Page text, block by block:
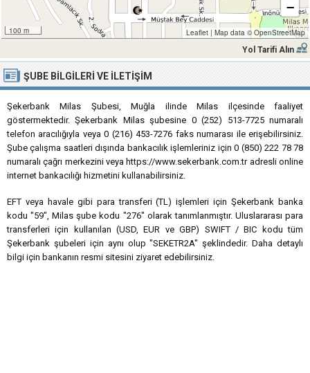
100 m
−
Leaflet | Map data ©OpenStreetMap
Yol Tarifi Alın
ŞUBE BILGILERI VE İLETIŞIM
Şekerbank Milas Şubesi, Muğla ilinde Milas ilçesinde faaliyet
göstermektedir. Şekerbank Milas şubesine 0 (252) 513-7725 numaralı
telefon aracılığıyla veya 0 (216) 453-7276 faks numarası ile erişebilirsiniz.
Şube çalışma saatleri dışında bankacılık işlemleriniz için 0 (850) 222 78 78
numaralı çağrı merkezini veya https://www.sekerbank.com.tr adresli online
internet bankacılığı hizmetini kullanabilirsiniz.
EFT veya havale gibi para transferi (TL) işlemleri için Şekerbank banka
kodu "59", Milas şube kodu "276" olarak tanımlanmıştır. Uluslararası para
transferleri için kullanılan (USD, EUR ve GBP) SWIFT / BIC kodu tüm
Şekerbank şubeleri için aynı olup "SEKETR2A" şeklindedir. Daha detaylı
bilgi için bankanın resmi sitesini ziyaret edebilirsiniz.